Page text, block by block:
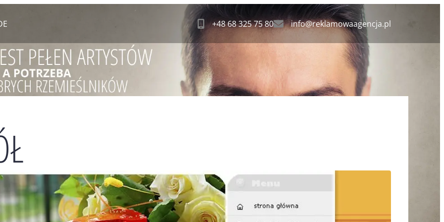
+48 68 325 75 80 info@reklamowaagencja.pl